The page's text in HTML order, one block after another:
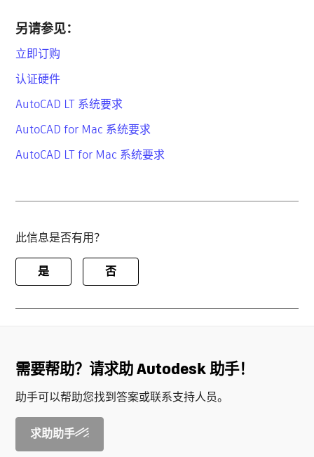
另请参见：
立即订购
认证硬件
AutoCAD LT 系统要求
AutoCAD for Mac 系统要求
AutoCAD LT for Mac 系统要求
此信息是否有用？
是 否
需要帮助？请求助 Autodesk 助手！
助手可以帮助您找到答案或联系支持人员。
求助助手